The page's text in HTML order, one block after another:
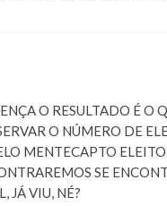
O RESULTADO É O
O NÚMERO DE
MENTECAPTO
SE
JÁ VIU, NÉ?